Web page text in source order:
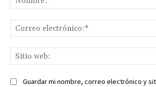
Guardar mi nombre, correo electrónico y